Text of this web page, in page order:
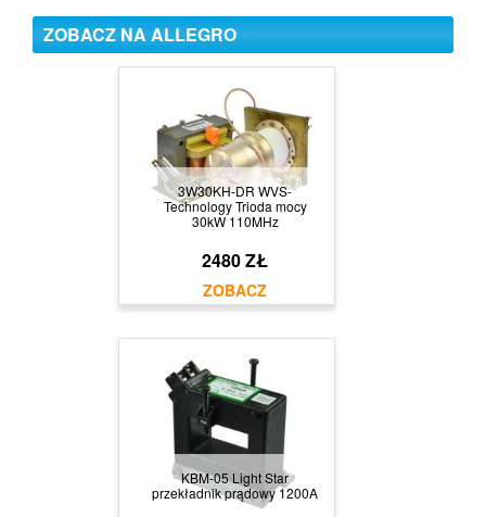
ZOBACZ NA ALLEGRO
3W30KH-DR WVS-
Technology Trioda mocy
30kW 110MHz
2480 ZŁ
KBM-05 Light Star
przekładnik prądowy 1200A